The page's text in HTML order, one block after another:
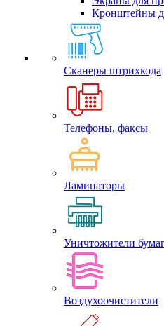
Кронштейны
Сканеры штрихкода
Телефоны, факсы
Ламинаторы
Уничтожители
Воздухоочистители